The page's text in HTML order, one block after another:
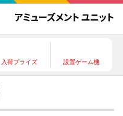
入荷プライズ 設置ゲーム機